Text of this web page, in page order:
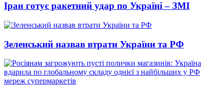
Іран готує ракетний удар по Україні – ЗМІ
Зеленський назвав втрати України та РФ